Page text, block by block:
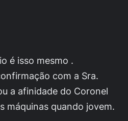
é isso mesmo .
com a Sra.
a afinidade do Coronel
máquinas quando jovem.